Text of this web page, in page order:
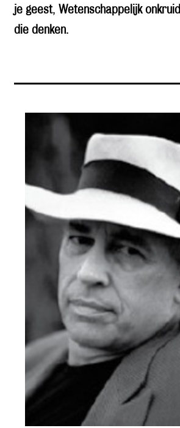
je geest, Wetenschappelijk onkruid
die denken.